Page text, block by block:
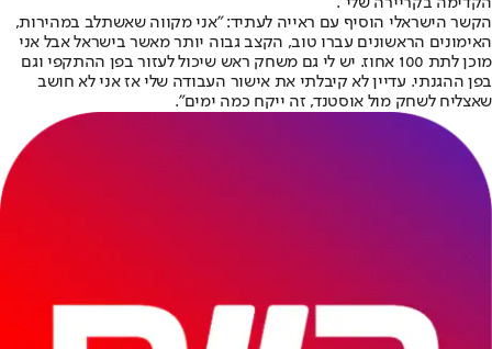
הקשר הישראלי הוסיף עם ראייה לעתיד: "אני מקווה שאשתלב במהירות,
האימונים הראשונים עברו טוב, הקצב גבוה יותר מאשר בישראל אבל אני
מוכן לתת 100 אחוז. יש לי גם משחק ראש שיכול לעזור בפן ההתקפי וגם
בפן ההגנתי. עדיין לא קיבלתי את אישור העבודה שלי אז אני לא חושב
שאצליח לשחק מול אוסטנד, זה ייקח כמה ימים".